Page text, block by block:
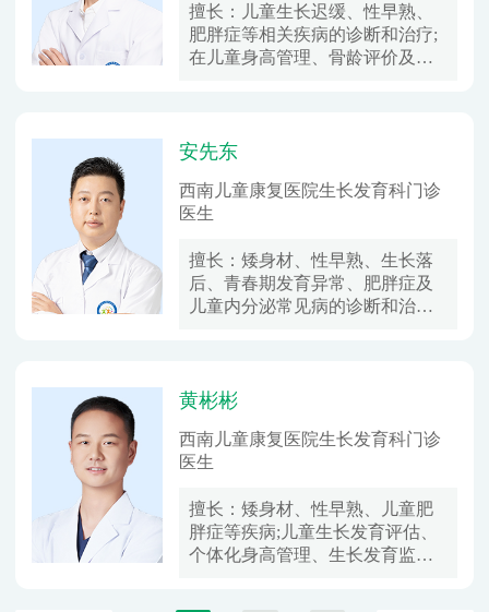
擅长：
儿童生长迟缓、性早熟、
肥胖症等相关疾病的诊断和治疗;
在儿童身高管理、骨龄评价及儿
安先东
​西南儿童康复医院生长发育科门诊
医生
擅长：矮身材、性早熟、生长落
后、青春期发育异常、肥胖症及
儿童内分泌常见病的诊断和治
黄彬彬
西南儿童康复医院生长发育科门诊
医生
擅长：矮身材、性早熟、儿童肥
胖症等疾病;儿童生长发育评估、
个体化身高管理、生长发育监测